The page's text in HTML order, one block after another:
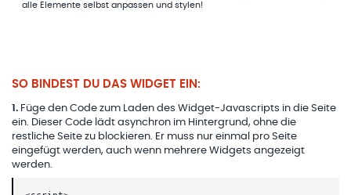
alle Elemente selbst anpassen und stylen!
SO BINDEST DU DAS WIDGET EIN:
1 . Füge den Code zum Laden des Widget-Javascripts in die Seite
ein. Dieser Code lädt asynchron im Hintergrund, ohne die
restliche Seite zu blockieren. Er muss nur einmal pro Seite
eingefügt werden, auch wenn mehrere Widgets angezeigt
werden.